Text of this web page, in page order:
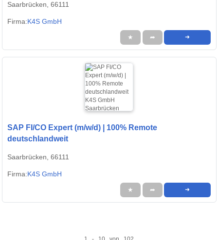
Saarbrücken, 66111
Firma:K4S GmbH
★ ➦ ➜
SAP FI/CO Expert (m/w/d) | 100% Remote
deutschlandweit
Saarbrücken, 66111
Firma:K4S GmbH
★ ➦ ➜